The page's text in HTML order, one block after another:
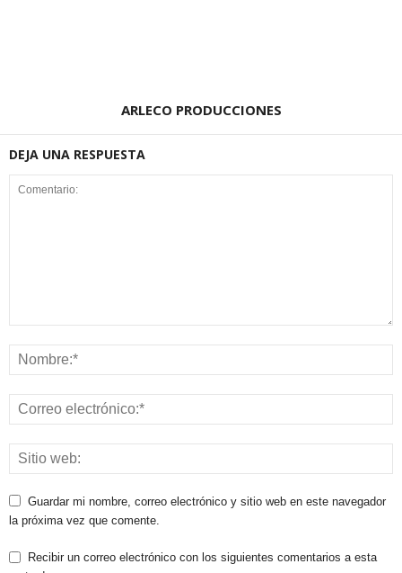
ARLECO PRODUCCIONES
DEJA UNA RESPUESTA
Guardar mi nombre, correo electrónico y sitio web en este navegador
la próxima vez que comente.
Recibir un correo electrónico con los siguientes comentarios a esta